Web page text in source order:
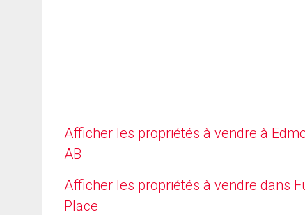
Afficher les propriétés à vendre à
AB
Afficher les propriétés à vendre dans
Place